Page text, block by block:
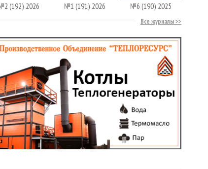
(192) 2026 №1 (191) 2026 №6 (190) 2025
Все журналы